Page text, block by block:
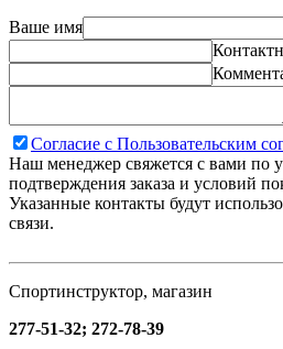
Ваше имя
Согласие с Пользовательским
Наш менеджер свяжется с вами по
подтверждения заказа и условий
Указанные контакты будут
связи.
Спортинструктор, магазин
277-51-32; 272-78-39